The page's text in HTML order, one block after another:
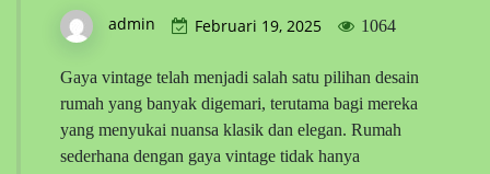
admin Februari 19, 2025 1064
Gaya vintage telah menjadi salah satu pilihan desain
rumah yang banyak digemari, terutama bagi mereka
yang menyukai nuansa klasik dan elegan. Rumah
sederhana dengan gaya vintage tidak hanya